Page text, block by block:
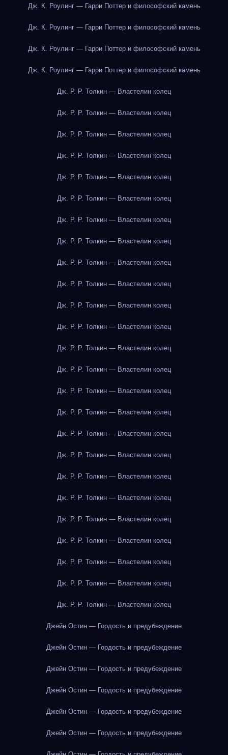
Дж. К. Роулинг — Гарри Поттер и философский камень
Дж. К. Роулинг — Гарри Поттер и философский камень
Дж. К. Роулинг — Гарри Поттер и философский камень
Дж. К. Роулинг — Гарри Поттер и философский камень
Дж. Р. Р. Толкин — Властелин колец
Дж. Р. Р. Толкин — Властелин колец
Дж. Р. Р. Толкин — Властелин колец
Дж. Р. Р. Толкин — Властелин колец
Дж. Р. Р. Толкин — Властелин колец
Дж. Р. Р. Толкин — Властелин колец
Дж. Р. Р. Толкин — Властелин колец
Дж. Р. Р. Толкин — Властелин колец
Дж. Р. Р. Толкин — Властелин колец
Дж. Р. Р. Толкин — Властелин колец
Дж. Р. Р. Толкин — Властелин колец
Дж. Р. Р. Толкин — Властелин колец
Дж. Р. Р. Толкин — Властелин колец
Дж. Р. Р. Толкин — Властелин колец
Дж. Р. Р. Толкин — Властелин колец
Дж. Р. Р. Толкин — Властелин колец
Дж. Р. Р. Толкин — Властелин колец
Дж. Р. Р. Толкин — Властелин колец
Дж. Р. Р. Толкин — Властелин колец
Дж. Р. Р. Толкин — Властелин колец
Дж. Р. Р. Толкин — Властелин колец
Дж. Р. Р. Толкин — Властелин колец
Дж. Р. Р. Толкин — Властелин колец
Дж. Р. Р. Толкин — Властелин колец
Дж. Р. Р. Толкин — Властелин колец
Джейн Остин — Гордость и предубеждение
Джейн Остин — Гордость и предубеждение
Джейн Остин — Гордость и предубеждение
Джейн Остин — Гордость и предубеждение
Джейн Остин — Гордость и предубеждение
Джейн Остин — Гордость и предубеждение